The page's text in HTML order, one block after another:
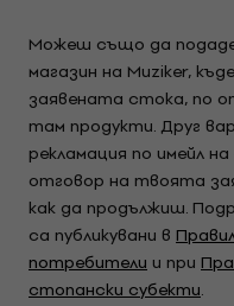
Можеш също да
магазин на Muziker,
заявената стока, по
там продукти. Друг
рекламация по имейл
отговор на твоята
как да продължиш.
са публикувани в
потребители и при
стопански субекти.